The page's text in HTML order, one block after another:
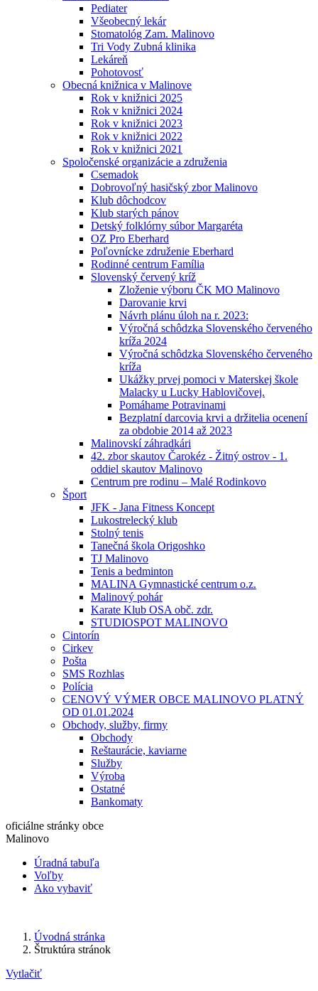
Pediater
Všeobecný lekár
Stomatológ Zam. Malinovo
Tri Vody Zubná klinika
Lekáreň
Pohotovosť
Obecná knižnica v Malinove
Rok v knižnici 2025
Rok v knižnici 2024
Rok v knižnici 2023
Rok v knižnici 2022
Rok v knižnici 2021
Spoločenské organizácie a združenia
Csemadok
Dobrovoľný hasičský zbor Malinovo
Klub dôchodcov
Klub starých pánov
Detský folklórny súbor Margaréta
OZ Pro Eberhard
Poľovnícke združenie Eberhard
Rodinné centrum Família
Slovenský červený kríž
Zloženie výboru ČK MO Malinovo
Darovanie krvi
Návrh plánu úloh na r. 2023:
Výročná schôdzka Slovenského červeného
kríža 2024
Výročná schôdzka Slovenského červeného
kríža
Ukážky prvej pomoci v Materskej škole
Malacky u Lucky Hablovičovej.
Pomáhame Potravinami
Bezplatní darcovia krvi a držitelia ocenení
za obdobie 2014 až 2023
Malinovskí záhradkári
42. zbor skautov Čarokéz - Žitný ostrov - 1.
oddiel skautov Malinovo
Centrum pre rodinu – Malé Rodinkovo
Šport
JFK - Jana Fitness Koncept
Lukostrelecký klub
Stolný tenis
Tanečná škola Origoshko
TJ Malinovo
Tenis a bedminton
MALINA Gymnastické centrum o.z.
Malinový pohár
Karate Klub OSA obč. zdr.
STUDIOSPOT MALINOVO
Cintorín
Cirkev
Pošta
SMS Rozhlas
Polícia
CENOVÝ VÝMER OBCE MALINOVO PLATNÝ
OD 01.01.2024
Obchody, služby, firmy
Obchody
Reštaurácie, kaviarne
Služby
Výroba
Ostatné
Bankomaty
oficiálne stránky obce
Malinovo
Úradná tabuľa
Voľby
Ako vybaviť
Úvodná stránka
Štruktúra stránok
Vytlačiť